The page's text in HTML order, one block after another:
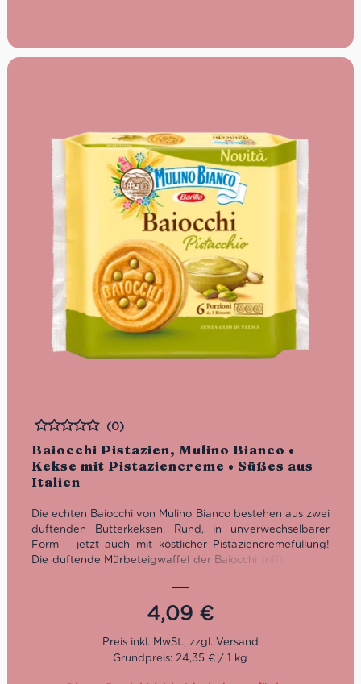
Baiocchi Pistazien, Mulino Bianco •
Kekse mit Pistaziencreme • Süßes aus
Italien
Bewertet
(0)
Die echten Baiocchi von Mulino Bianco bestehen aus zwei
duftenden Butterkeksen. Rund, in unverwechselbarer
Form – jetzt auch mit köstlicher Pistaziencremefüllung!
Die duftende Mürbeteigwaffel der Baiocchi trifft auf eine
schmackhafter Geschmacksmix, der Dich beim ersten
Bissen überzeugt. Du findest sie in 6 praktischen
Einzelportionen von 3 Keksen, die Du immer dabei haben
kannst. Ideal für einen Snack außer Haus!
Praktisch verpackt
Gut zum Frühstück
Ideal zu Kaffee und Kuchen
4,09 €
Grundpreis: 24,35 € / 1 kg